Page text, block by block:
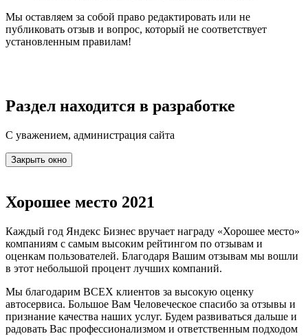
Мы оставляем за собой право редактировать или не
публиковать отзыв и вопрос, который не соответствует
установленным правилам!
Раздел находится в разработке
С уважением, администрация сайта
Закрыть окно
Хорошее место 2021
Каждый год Яндекс Бизнес вручает награду «Хорошее место»
компаниям с самым высоким рейтингом по отзывам и
оценкам пользователей. Благодаря Вашим отзывам мы вошли
в этот небольшой процент лучших компаний.
Мы благодарим ВСЕХ клиентов за высокую оценку
автосервиса. Большое Вам Человеческое спасибо за отзывы и
признание качества наших услуг. Будем развиваться дальше и
радовать Вас профессионализмом и ответственным подходом